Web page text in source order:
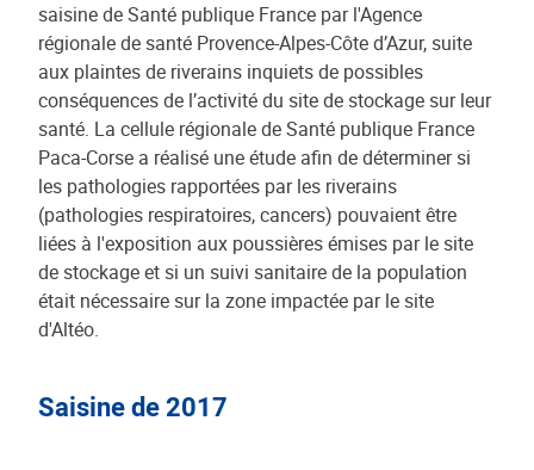
saisine de Santé publique France par l'Agence
régionale de santé Provence-Alpes-Côte d’Azur, suite
aux plaintes de riverains inquiets de possibles
conséquences de l’activité du site de stockage sur leur
santé. La cellule régionale de Santé publique France
Paca-Corse a réalisé une étude afin de déterminer si
les pathologies rapportées par les riverains
(pathologies respiratoires, cancers) pouvaient être
liées à l'exposition aux poussières émises par le site
de stockage et si un suivi sanitaire de la population
était nécessaire sur la zone impactée par le site
d'Altéo.
Saisine de 2017